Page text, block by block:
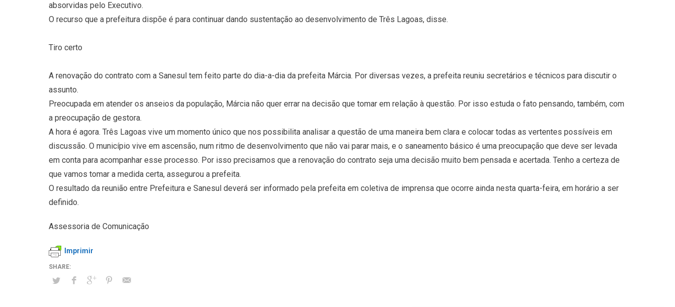
absorvidas pelo Executivo.
O recurso que a prefeitura dispõe é para continuar dando sustentação ao desenvolvimento de Três Lagoas, disse.
Tiro certo
A renovação do contrato com a Sanesul tem feito parte do dia-a-dia da prefeita Márcia. Por diversas vezes, a prefeita reuniu secretários e técnicos para discutir o
assunto.
Preocupada em atender os anseios da população, Márcia não quer errar na decisão que tomar em relação à questão. Por isso estuda o fato pensando, também, com
a preocupação de gestora.
A hora é agora. Três Lagoas vive um momento único que nos possibilita analisar a questão de uma maneira bem clara e colocar todas as vertentes possíveis em
discussão. O município vive em ascensão, num ritmo de desenvolvimento que não vai parar mais, e o saneamento básico é uma preocupação que deve ser levada
em conta para acompanhar esse processo. Por isso precisamos que a renovação do contrato seja uma decisão muito bem pensada e acertada. Tenho a certeza de
que vamos tomar a medida certa, assegurou a prefeita.
O resultado da reunião entre Prefeitura e Sanesul deverá ser informado pela prefeita em coletiva de imprensa que ocorre ainda nesta quarta-feira, em horário a ser
definido.
Assessoria de Comunicação
Imprimir